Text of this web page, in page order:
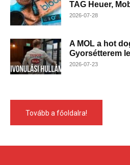
TAG Heuer,
2026-07-28
A MOL a hot
Gyorsétterem
2026-07-23
Tovább a főoldalra!